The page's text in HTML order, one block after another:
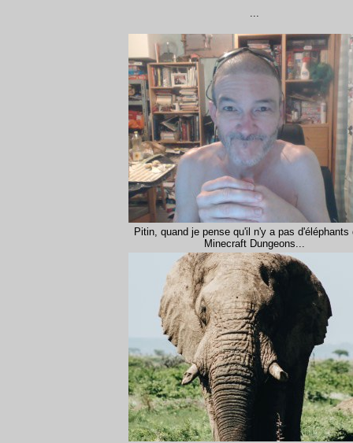
...
Pitin, quand je pense qu'il n'y a pas d'éléphants
Minecraft Dungeons...